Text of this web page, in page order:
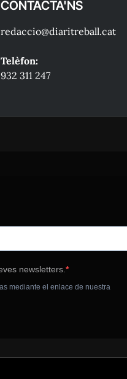
CONTACTA'NS
redaccio@diaritreball.cat
Telèfon:
932 311 247